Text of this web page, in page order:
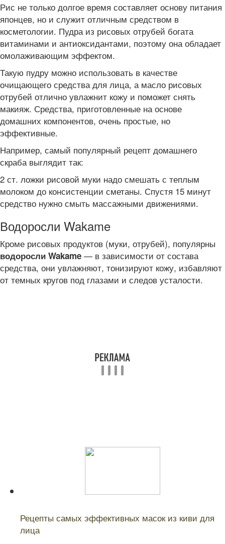
Рис не только долгое время составляет основу питания
японцев, но и служит отличным средством в
косметологии. Пудра из рисовых отрубей богата
витаминами и антиоксидантами, поэтому она обладает
омолаживающим эффектом.
Такую пудру можно использовать в качестве
очищающего средства для лица, а масло рисовых
отрубей отлично увлажнит кожу и поможет снять
макияж. Средства, приготовленные на основе
домашних компонентов, очень простые, но
эффективные.
Например, самый популярный рецепт домашнего
скраба выглядит так:
2 ст. ложки рисовой муки надо смешать с теплым
молоком до консистенции сметаны. Спустя 15 минут
средство нужно смыть массажными движениями.
Водоросли Wakame
Кроме рисовых продуктов (муки, отрубей), популярны
водоросли Wakame — в зависимости от состава
средства, они увлажняют, тонизируют кожу, избавляют
от темных кругов под глазами и следов усталости.
Рецепты самых эффективных масок из киви для
лица